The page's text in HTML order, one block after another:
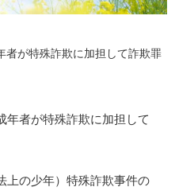
者が特殊詐欺に加担して詐欺罪
年者が特殊詐欺に加担して
上の少年）特殊詐欺事件の